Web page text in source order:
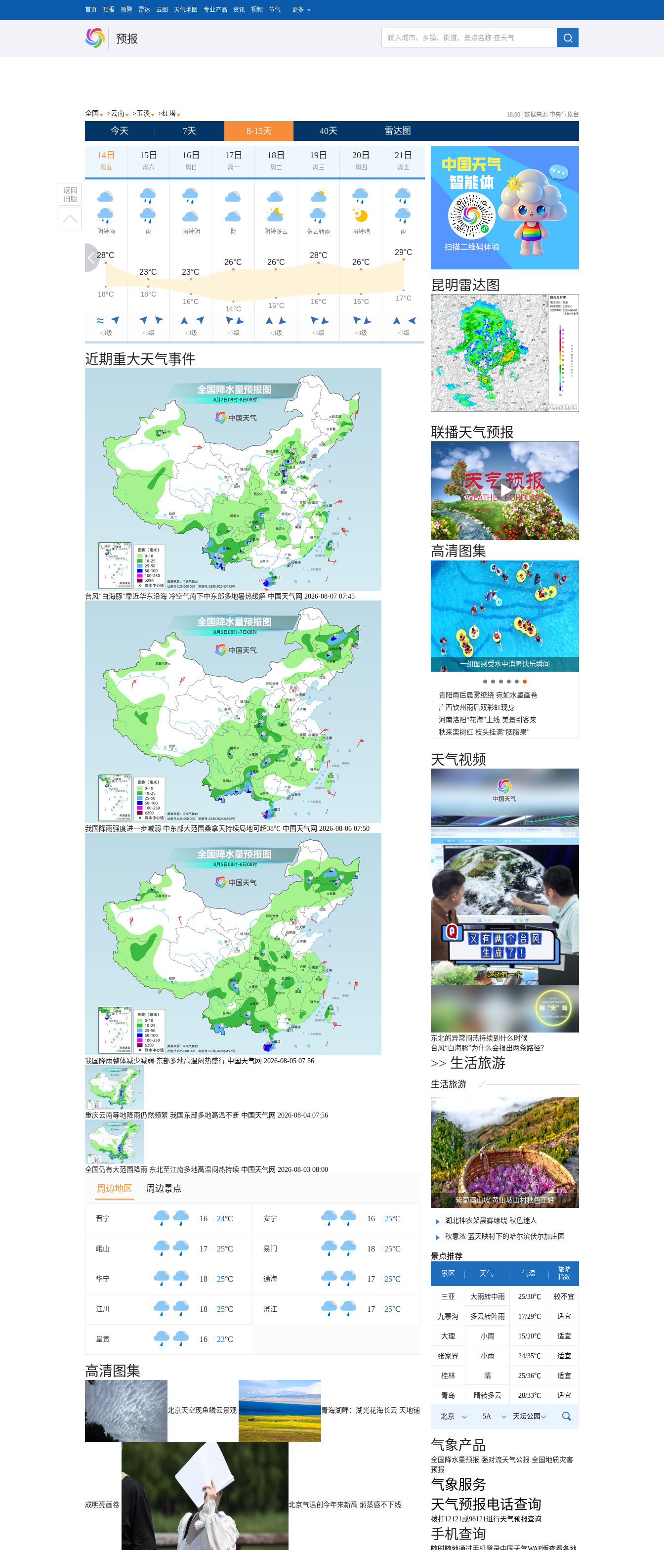
首页 预报 预警 雷达 云图 天气地图 专业产品 资讯 视频 节气 更多
预报
全国 >云南 >玉溪 >红塔 18:00 数据来源 中央气象台
今天 7天 8-15天 40天 雷达图
14日
周五
15日
周六
16日
周日
17日
周一
18日
周二
19日
周三
20日
周四
21日
周五
阴转雨
<3级
雨
<3级
雨转阴
<3级
阴
<3级
阴转多云
<3级
多云转雨
<3级
雨转晴
<3级
雨
<3级
28°C
28°C
23°C 23°C
26°C 26°C
28°C
26°C
29°C
18°C
18°C
18°C
16°C
14°C
15°C 16°C 16°C 17°C
近期重大天气事件
台风“白海豚”靠近华东沿海 冷空气南下中东部多地暑热缓解 中国天气网 2026-08-07 07:45
我国降雨强度进一步减弱 中东部大范围桑拿天持续局地可超38℃ 中国天气网 2026-08-06 07:50
我国降雨整体减少减弱 东部多地高温闷热盛行 中国天气网 2026-08-05 07:56
重庆云南等地降雨仍然频繁 我国东部多地高温不断 中国天气网 2026-08-04 07:56
全国仍有大范围降雨 东北至江南多地高温闷热持续 中国天气网 2026-08-03 08:00
周边地区 周边景点
晋宁 16 / 24°C 安宁 16 / 25°C
峨山 17 / 25°C 易门 18 / 25°C
华宁 18 / 25°C 通海 17 / 25°C
江川 18 / 25°C 澄江 17 / 25°C
呈贡 16 / 23°C
高清图集
北京天空现鱼鳞云景观 青海湖畔：湖光花海长云 天地铺
成明亮画卷 北京气温创今年来新高 焖蒸感不下线
昆明雷达图
联播天气预报
高清图集
一组图感受水中消暑快乐瞬间
贵阳雨后晨雾缭绕 宛如水墨画卷
广西钦州雨后双彩虹现身
河南洛阳“花海”上线 美景引客来
秋来栾树红 枝头挂满“胭脂果”
天气视频
东北的异常闷热持续到什么时候
台风“白海豚”为什么会报出两条路径？
>> 生活旅游
生活旅游
紫菊满山坡 黄山坡山村秋色正好
湖北神农架晨雾缭绕 秋色迷人
秋意浓 蓝天映衬下的哈尔滨伏尔加庄园
景点推荐
景区 天气 气温
旅游
指数
三亚 大雨转中雨 25/30℃ 较不宜
九寨沟 多云转阵雨 17/29℃ 适宜
大理 小雨 15/20℃ 适宜
张家界 小雨 24/35℃ 适宜
桂林 晴 25/36℃ 适宜
青岛 晴转多云 28/33℃ 适宜
北京 5A 天坛公园
气象产品
全国降水量预报 强对流天气公报 全国地质灾害
预报
气象服务
天气预报电话查询
拨打12121或96121进行天气预报查询
手机查询